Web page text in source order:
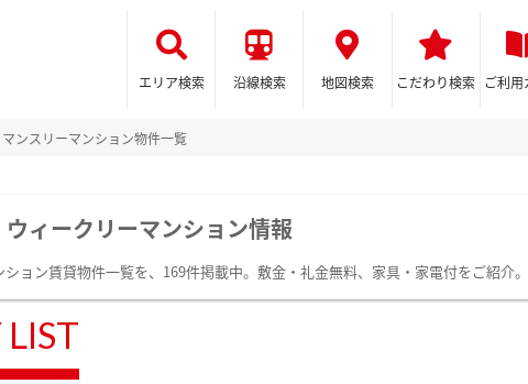
エリア検索 沿線検索 地図検索 こだわり検索 ご利用
ンスリーマンション物件一覧
ィークリーマンション情報
ョン賃貸物件一覧を、169件掲載中。敷金・礼金無料、家具・家電付をご紹介